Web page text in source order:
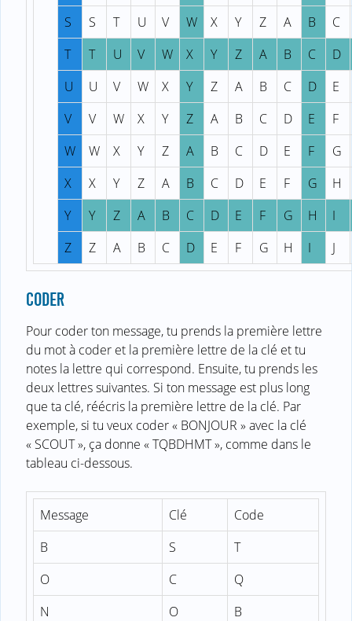
S
S T U V W X Y Z A B
C
T
T U V W X Y Z A B C
D
U
U V W X Y Z A B C D
E
V
V W X Y Z A B C D E
F
W
W X Y Z A B C D E F
G
X
X Y Z A B C D E F G
H
Y
Y Z A B C D E F G H
I
Z
Z A B C D E F G H I J
CODER
Pour coder ton message, tu prends la première lettre
du mot à coder et la première lettre de la clé et tu
notes la lettre qui correspond. Ensuite, tu prends les
deux lettres suivantes. Si ton message est plus long
que ta clé, réécris la première lettre de la clé. Par
exemple, si tu veux coder « BONJOUR » avec la clé
« SCOUT », ça donne « TQBDHMT », comme dans le
tableau ci-dessous.
Message Clé
Code
B
S
T
O
C
Q
N
O
B